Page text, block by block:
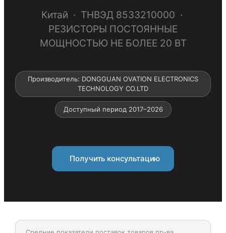
Китай · ТНВЭД 8533210000 ·
РЕЗИСТОРЫ ПОСТОЯННЫЕ
МОЩНОСТЬЮ НЕ БОЛЕЕ 20 ВТ
Производитель: DONGGUAN OVATION ELECTRONICS
TECHNOLOGY CO.LTD
Доступный период 2017–2026
Получить консультацию